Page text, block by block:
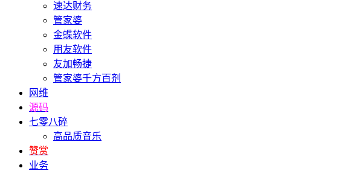
速达财务
管家婆
金蝶软件
用友软件
友加畅捷
管家婆千方百剂
网维
源码
七零八碎
高品质音乐
赞赏
业务